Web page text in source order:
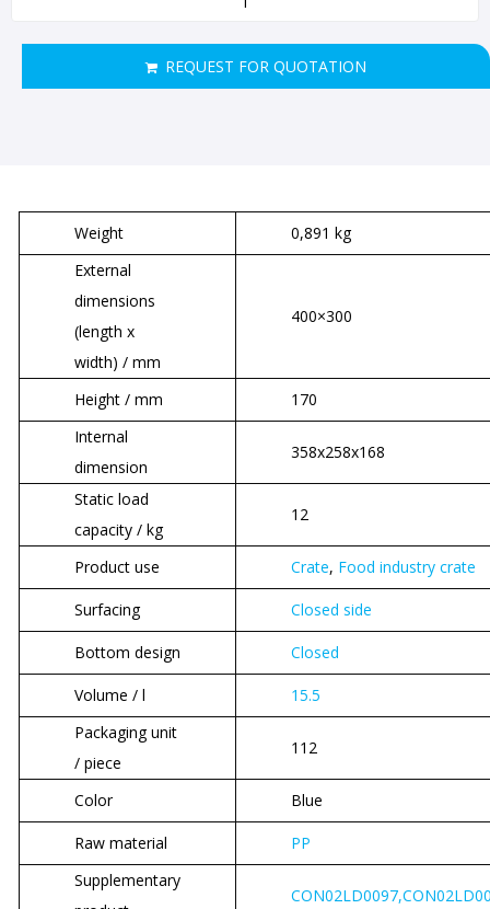
REQUEST FOR QUOTATION
Weight
0,891 kg
External
dimensions
(length x
width) / mm
400×300
Height / mm
170
Internal
dimension
358x258x168
Static load
capacity / kg
12
Product use Crate, Food industry crate
Surfacing Closed side
Bottom design Closed
Volume / l
15.5
Packaging unit
/ piece
112
Color Blue
Raw material
PP
Supplementary